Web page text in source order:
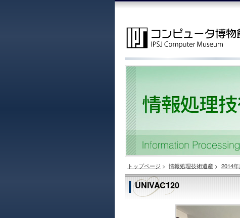
トップページ > 情報処理技術遺産 > 2014
UNIVAC120